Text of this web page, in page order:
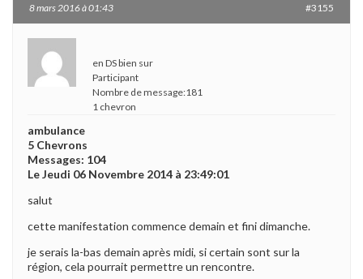
8 mars 2016 à 01:43 #3155
en DS bien sur
Participant
Nombre de message:181
1 chevron
ambulance
5 Chevrons
Messages: 104
Le Jeudi 06 Novembre 2014 à 23:49:01
salut
cette manifestation commence demain et fini dimanche.
je serais la-bas demain après midi, si certain sont sur la
région, cela pourrait permettre un rencontre.